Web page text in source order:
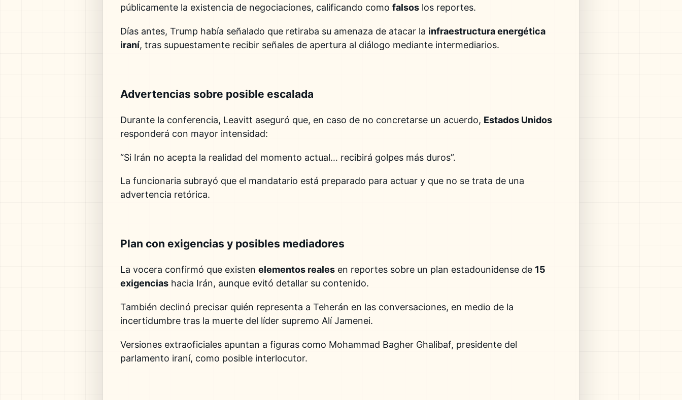
públicamente la existencia de negociaciones, calificando como falsos los reportes.
Días antes, Trump había señalado que retiraba su amenaza de atacar la infraestructura energética
iraní, tras supuestamente recibir señales de apertura al diálogo mediante intermediarios.
Advertencias sobre posible escalada
Durante la conferencia, Leavitt aseguró que, en caso de no concretarse un acuerdo, Estados Unidos
responderá con mayor intensidad:
“Si Irán no acepta la realidad del momento actual… recibirá golpes más duros”.
La funcionaria subrayó que el mandatario está preparado para actuar y que no se trata de una
advertencia retórica.
Plan con exigencias y posibles mediadores
La vocera confirmó que existen elementos reales en reportes sobre un plan estadounidense de 15
exigencias hacia Irán, aunque evitó detallar su contenido.
También declinó precisar quién representa a Teherán en las conversaciones, en medio de la
incertidumbre tras la muerte del líder supremo Alí Jamenei.
Versiones extraoficiales apuntan a figuras como Mohammad Bagher Ghalibaf, presidente del
parlamento iraní, como posible interlocutor.